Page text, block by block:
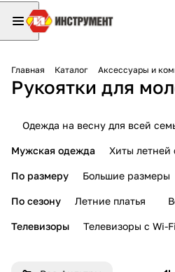
Главная Каталог Аксессуары и
Рукоятки для
Одежда на весну для всей
Мужская одежда Хиты летней
По размеру Большие размеры
По сезону Летние платья
Телевизоры Телевизоры с Wi-Fi